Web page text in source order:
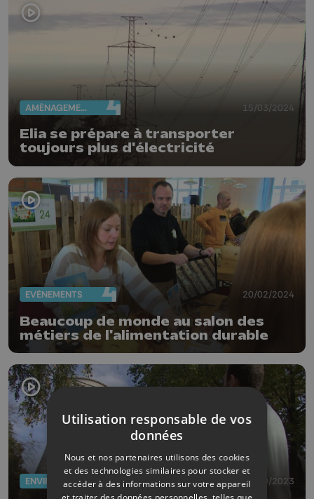
AMÉNAGEMENT DU TERRITOIRE 15/03/2024
Elia se prépare à transporter
toujours plus d'électricité
EVÈNEMENTS 20/02/2024
Beaucoup de monde au salon des
métiers de l'alimentation durable
ENVIRONNEMENT 10/10/2023
Utilisation responsable de vos
données
Nous et nos partenaires utilisons des cookies
et des technologies similaires pour stocker et
accéder à des informations sur votre appareil